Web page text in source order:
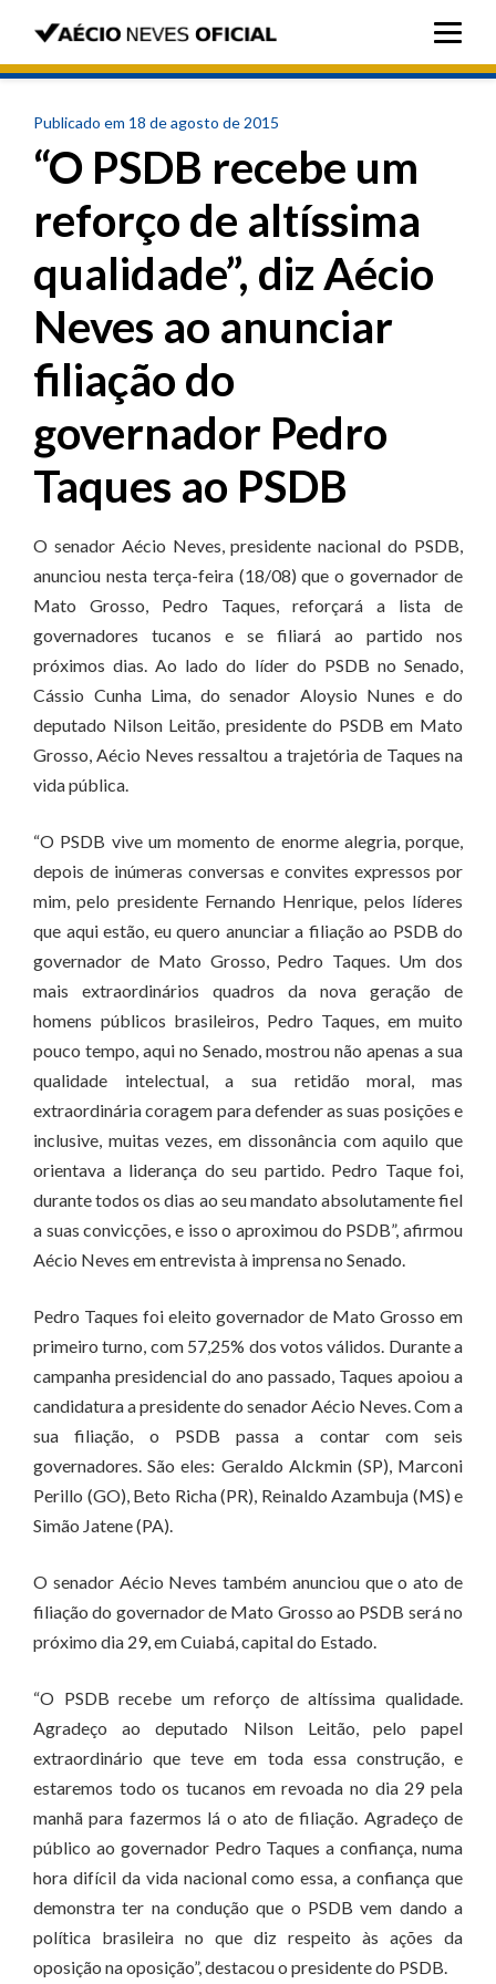
Publicado em 18 de agosto de 2015
“O PSDB recebe um
reforço de altíssima
qualidade”, diz Aécio
Neves ao anunciar
filiação do
governador Pedro
Taques ao PSDB
O senador Aécio Neves, presidente nacional do PSDB,
anunciou nesta terça-feira (18/08) que o governador de
Mato Grosso, Pedro Taques, reforçará a lista de
governadores tucanos e se filiará ao partido nos
próximos dias. Ao lado do líder do PSDB no Senado,
Cássio Cunha Lima, do senador Aloysio Nunes e do
deputado Nilson Leitão, presidente do PSDB em Mato
Grosso, Aécio Neves ressaltou a trajetória de Taques na
vida pública.
“O PSDB vive um momento de enorme alegria, porque,
depois de inúmeras conversas e convites expressos por
mim, pelo presidente Fernando Henrique, pelos líderes
que aqui estão, eu quero anunciar a filiação ao PSDB do
governador de Mato Grosso, Pedro Taques. Um dos
mais extraordinários quadros da nova geração de
homens públicos brasileiros, Pedro Taques, em muito
pouco tempo, aqui no Senado, mostrou não apenas a sua
qualidade intelectual, a sua retidão moral, mas
extraordinária coragem para defender as suas posições e
inclusive, muitas vezes, em dissonância com aquilo que
orientava a liderança do seu partido. Pedro Taque foi,
durante todos os dias ao seu mandato absolutamente fiel
a suas convicções, e isso o aproximou do PSDB”, afirmou
Aécio Neves em entrevista à imprensa no Senado.
Pedro Taques foi eleito governador de Mato Grosso em
primeiro turno, com 57,25% dos votos válidos. Durante a
campanha presidencial do ano passado, Taques apoiou a
candidatura a presidente do senador Aécio Neves. Com a
sua filiação, o PSDB passa a contar com seis
governadores. São eles: Geraldo Alckmin (SP), Marconi
Perillo (GO), Beto Richa (PR), Reinaldo Azambuja (MS) e
Simão Jatene (PA).
O senador Aécio Neves também anunciou que o ato de
filiação do governador de Mato Grosso ao PSDB será no
próximo dia 29, em Cuiabá, capital do Estado.
“O PSDB recebe um reforço de altíssima qualidade.
Agradeço ao deputado Nilson Leitão, pelo papel
extraordinário que teve em toda essa construção, e
estaremos todo os tucanos em revoada no dia 29 pela
manhã para fazermos lá o ato de filiação. Agradeço de
público ao governador Pedro Taques a confiança, numa
hora difícil da vida nacional como essa, a confiança que
demonstra ter na condução que o PSDB vem dando a
política brasileira no que diz respeito às ações da
oposição na oposição”, destacou o presidente do PSDB.